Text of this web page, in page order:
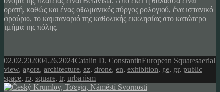
ορατή, καθώς και ένας οθωμανικός πύργος ρολογιού, ένα ισπανικό
φρούριο, το καμπαναριό της καθολικής εκκλησίας στο κατώτερο
τμήμα της πόλης.
Posted
on
02.02.202004.26.2024Author
Catalin D. ConstantinCategories
European SquaresTags
aerial
view, agora, architecture, az, drone, en, exhibition, ge, gr, public
space, ro, square, tr, urbanism